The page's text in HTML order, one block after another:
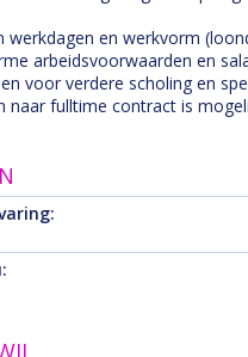
werkdagen en werkvorm
arbeidsvoorwaarden en
voor verdere scholing en
naar fulltime contract is